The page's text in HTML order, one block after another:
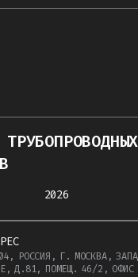
ТРУБОПРОВОДНЫХ
2026
РОССИЯ, Г. МОСКВА,
Д.81, ПОМЕЩ. 46/2, ОФИС